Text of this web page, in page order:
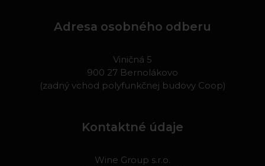
Adresa osobného odberu
Viničná 5
900 27 Bernolákovo
(zadný vchod polyfunkčnej budovy Coop)
Kontaktné údaje
Wine Group s.r.o.